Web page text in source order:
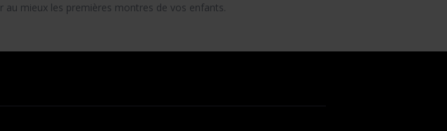
mieux les premières montres de vos enfants.